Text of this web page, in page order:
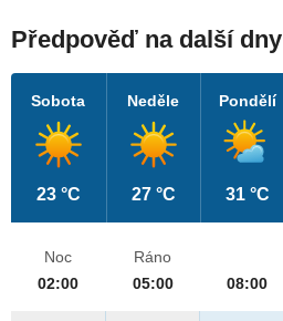
Předpověď na další dny
Sobota
23 °C
Neděle
27 °C
Pondělí
31 °C
Noc
02:00
Ráno
05:00
08:00